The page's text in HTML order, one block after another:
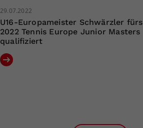
29.07.2022
U16-Europameister Schwärzler fürs
2022 Tennis Europe Junior Masters
qualifiziert